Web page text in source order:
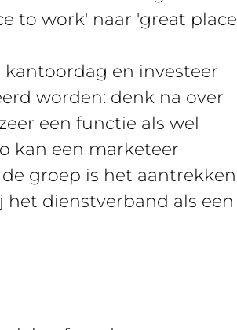
to work' naar 'great place
en investeer
worden: denk na over
een functie als wel
kan een marketeer
groep is het aantrekken
het dienstverband als een